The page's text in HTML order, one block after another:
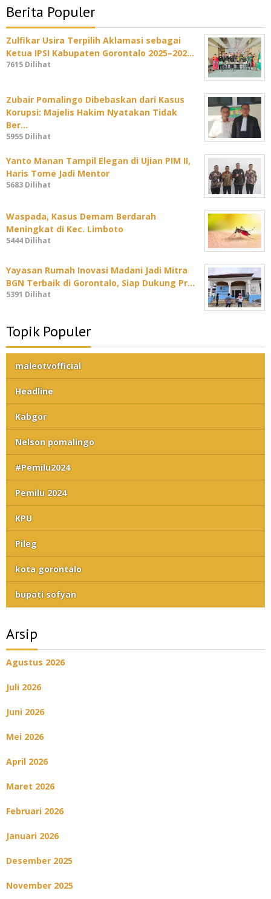
Berita Populer
Zulfikar Usira Terpilih Aklamasi sebagai
Ketua IPSI Kabupaten Gorontalo 2025–202…
7615 Dilihat
Zubair Pomalingo Dibebaskan dari Kasus
Korupsi: Majelis Hakim Nyatakan Tidak
Ber…
5955 Dilihat
Yanto Manan Tampil Elegan di Ujian PIM II,
Haris Tome Jadi Mentor
5683 Dilihat
Waspada, Kasus Demam Berdarah
Meningkat di Kec. Limboto
5444 Dilihat
Yayasan Rumah Inovasi Madani Jadi Mitra
BGN Terbaik di Gorontalo, Siap Dukung Pr…
5391 Dilihat
Topik Populer
maleotvofficial
Headline
Kabgor
Nelson pomalingo
#Pemilu2024
Pemilu 2024
KPU
Pileg
kota gorontalo
bupati sofyan
Arsip
Agustus 2026
Juli 2026
Juni 2026
Mei 2026
April 2026
Maret 2026
Februari 2026
Januari 2026
Desember 2025
November 2025